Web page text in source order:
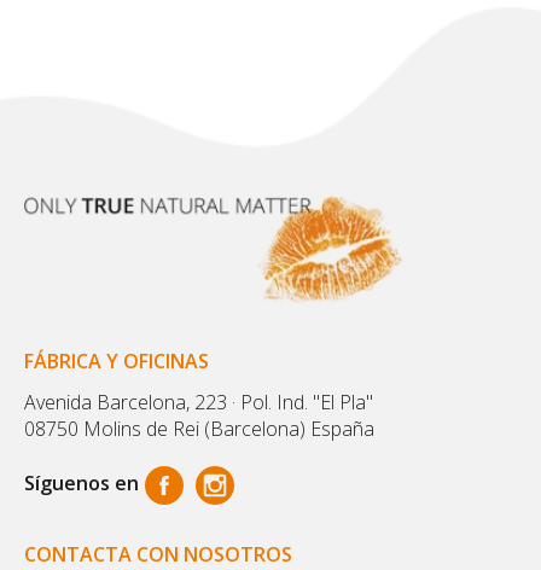
FÁBRICA Y OFICINAS
Avenida Barcelona, 223 · Pol. Ind. "El Pla"
08750 Molins de Rei (Barcelona) España
Síguenos en
CONTACTA CON NOSOTROS